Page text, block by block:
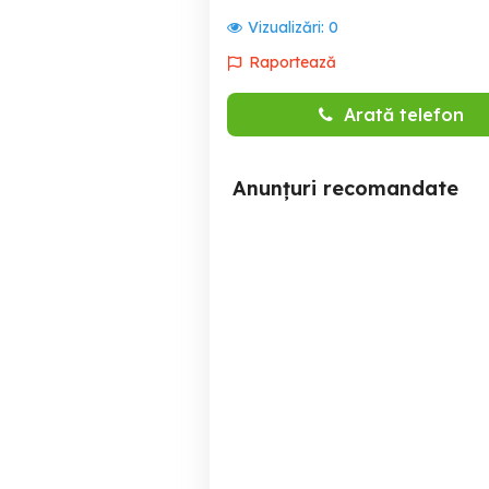
Vizualizări: 0
Raportează
Arată telefon
Anunțuri recomandate